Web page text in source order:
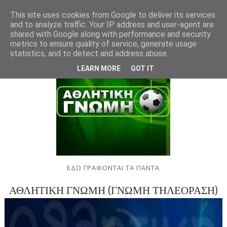
ΕΔΩ ΓΡΑΦΟΝΤΑΙ ΤΑ ΠΑΝΤΑ
ΑΘΛΗΤΙΚΗ ΓΝΩΜΗ (ΓΝΩΜΗ ΤΗΛΕΟΡΑΣΗ)
This site uses cookies from Google to deliver its services
and to analyze traffic. Your IP address and user-agent are
shared with Google along with performance and security
metrics to ensure quality of service, generate usage
statistics, and to detect and address abuse.
LEARN MORE GOT IT